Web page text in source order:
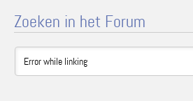
Zoeken in het Forum